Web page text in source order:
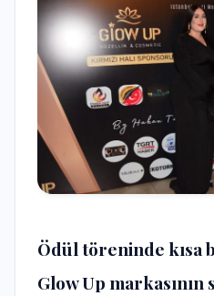
Ödül töreninde kısa
Glow Up markasının